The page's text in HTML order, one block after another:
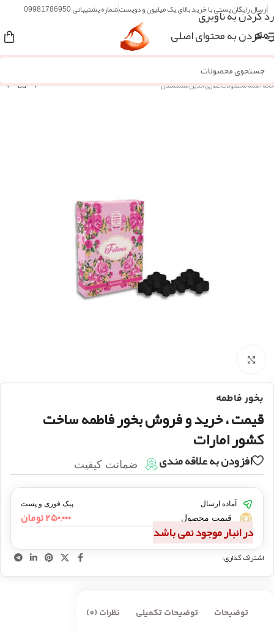
رد کردن به ناوبری
رد کردن به محتوای اصلی
ارسال رایگان پستی با خرید بالای یک میلیون و دویستشماره پشتیبانی 09981786950
منو
خانه/همه محصولات عطاری آنلاین مُشکستان
بخور فاطمه
قیمت ، خرید و فروش بخور فاطمه ساخت
کشور امارات
افزودن به علاقه مندی ضمانت کیفیت
آماده ارسال پیک فوری و پست
قیمت محصول ۲۵۰,۰۰۰تومان
در انبار موجود نمی باشد
اشتراک گذاری:
توضیحات توضیحات تکمیلی نظرات (0)